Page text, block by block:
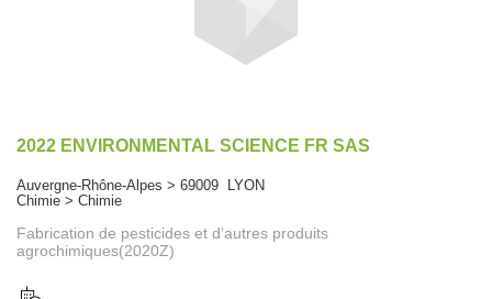
2022 ENVIRONMENTAL SCIENCE FR SAS
Auvergne-Rhône-Alpes > 69009 LYON
Chimie > Chimie
Fabrication de pesticides et d’autres produits
agrochimiques(2020Z)